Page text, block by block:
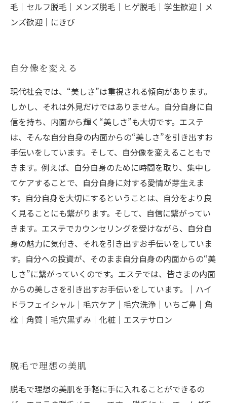
毛｜セルフ脱毛｜メンズ脱毛｜ヒゲ脱毛｜学生歓迎｜メ
ンズ歓迎｜にきび
自分像を変える
現代社会では、“美しさ”は重視される傾向があります。
しかし、それは外見だけではありません。自分自身に自
信を持ち、内面から輝く“美しさ”も大切です。エステ
は、そんな自分自身の内面からの“美しさ”を引き出すお
手伝いをしています。そして、自分像を変えることもで
きます。例えば、自分自身のために時間を取り、集中し
てケアすることで、自分自身に対する愛情が芽生えま
す。自分自身を大切にするということは、自分をより良
く見ることにも繋がります。そして、自信に繋がってい
きます。エステでカウンセリングを受けながら、自分自
身の魅力に気付き、それを引き出すお手伝いをしていま
す。自分への投資が、そのまま自分自身の内面からの“美
しさ”に繋がっていくのです。エステでは、皆さまの内面
からの美しさを引き出すお手伝いをしています。｜ハイ
ドラフェイシャル｜毛穴ケア｜毛穴洗浄｜いちご鼻｜角
栓｜角質｜毛穴黒ずみ｜化粧｜エステサロン
脱毛で理想の美肌
脱毛で理想の美肌を手軽に手に入れることができるの